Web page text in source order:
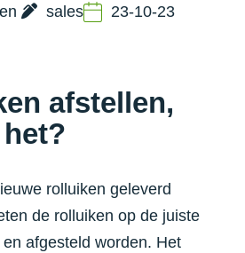
sales 23-10-23
afstellen,
rolluiken geleverd
de rolluiken op de juiste
afgesteld worden. Het